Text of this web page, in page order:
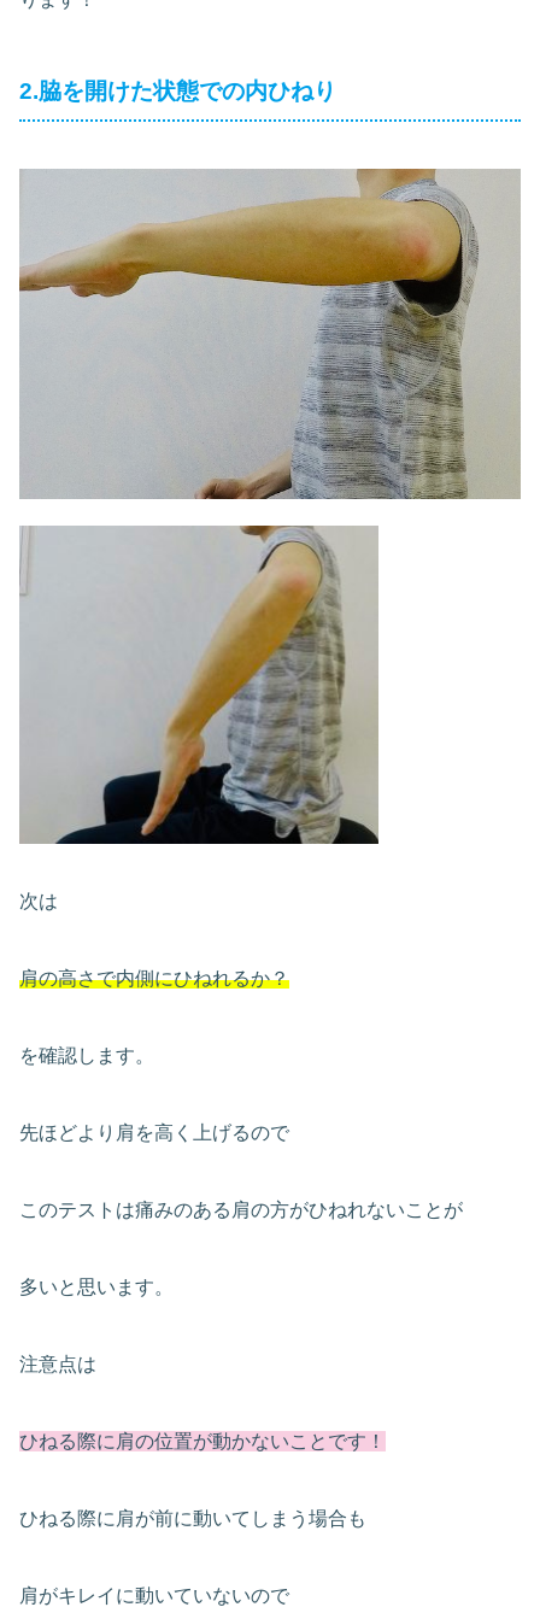
2.脇を開けた状態での内ひねり
次は
肩の高さで内側にひねれるか？
を確認します。
先ほどより肩を高く上げるので
このテストは痛みのある肩の方がひねれないことが
多いと思います。
注意点は
ひねる際に肩の位置が動かないことです！
ひねる際に肩が前に動いてしまう場合も
肩がキレイに動いていないので